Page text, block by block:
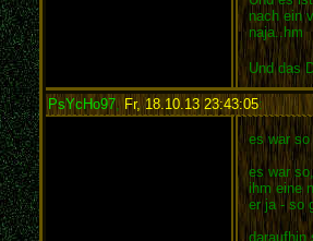
nach ein
naja..hm
Und das
PsYcHo97, Fr, 18.10.13 23:43:05:
es war
es war
ihm eine
er ja - so
daraufhin